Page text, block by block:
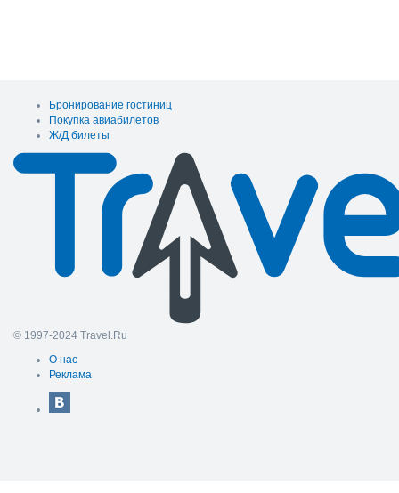
Бронирование гостиниц
Покупка авиабилетов
Ж/Д билеты
© 1997-2024 Travel.Ru
О нас
Реклама